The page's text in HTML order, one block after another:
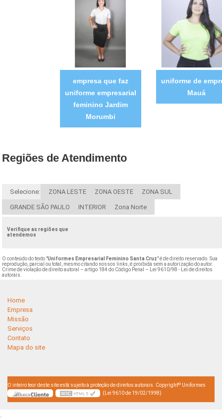
empresa que faz
uniforme empresarial
feminino Jardim
Morumbi
uniforme de
Mauá
Regiões de Atendimento
Selecione: ZONA LESTE ZONA OESTE ZONA SUL
GRANDE SÃO PAULO INTERIOR Zona Norte
Verifique as regiões que
atendemos
O conteúdo do texto "Uniformes Empresarial Feminino Santa Cruz" é de direito reservado. Sua
reprodução, parcial ou total, mesmo citando nossos links, é proibida sem a autorização do autor.
Crime de violação de direito autoral – artigo 184 do Código Penal –
Lei 9610/98 - Lei de direitos
autorais
Home
Empresa
Missão
Serviços
Contato
Mapa do site
O inteiro teor deste site está sujeito à proteção de direitos autorais. Copyright© Uniformes
(Lei 9610 de 19/02/1998)